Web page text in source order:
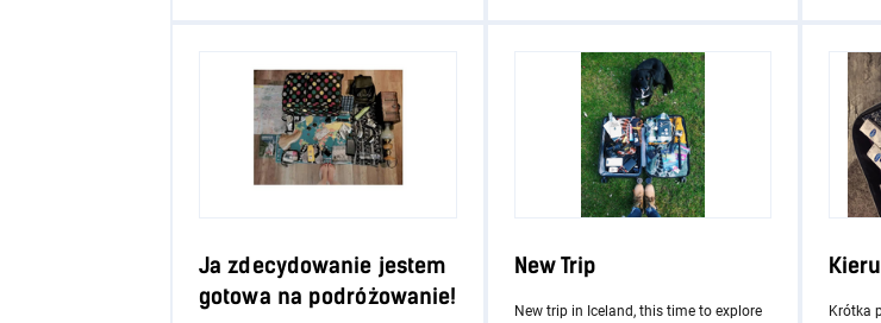
Ja zdecydowanie jestem
gotowa na podróżowanie!
New Trip
New trip in Iceland, this time to explore
Krótka